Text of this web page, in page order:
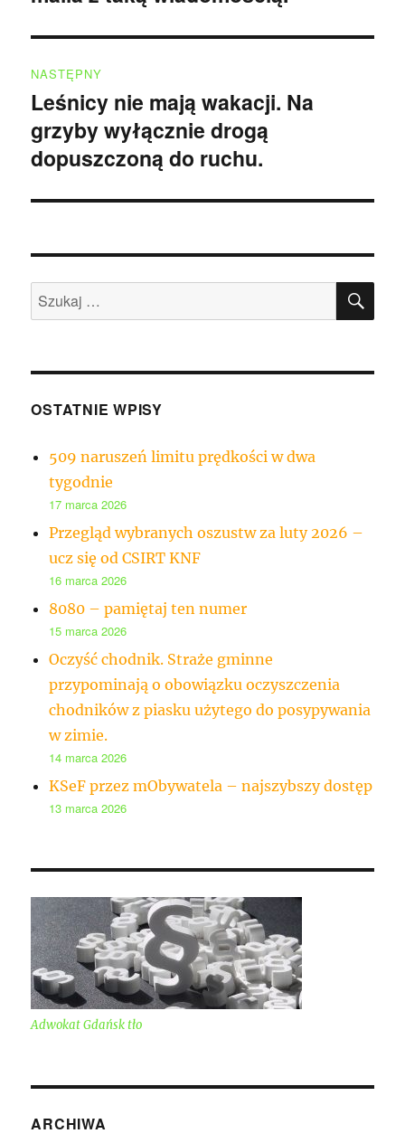
NASTĘPNY
Następny
wpis:
Leśnicy nie mają wakacji. Na
grzyby wyłącznie drogą
dopuszczoną do ruchu.
Szukaj:
OSTATNIE WPISY
509 naruszeń limitu prędkości w dwa
tygodnie
17 marca 2026
Przegląd wybranych oszustw za luty 2026 –
ucz się od CSIRT KNF
16 marca 2026
8080 – pamiętaj ten numer
15 marca 2026
Oczyść chodnik. Straże gminne
przypominają o obowiązku oczyszczenia
chodników z piasku użytego do posypywania
w zimie.
14 marca 2026
KSeF przez mObywatela – najszybszy dostęp
13 marca 2026
Adwokat Gdańsk tło
ARCHIWA